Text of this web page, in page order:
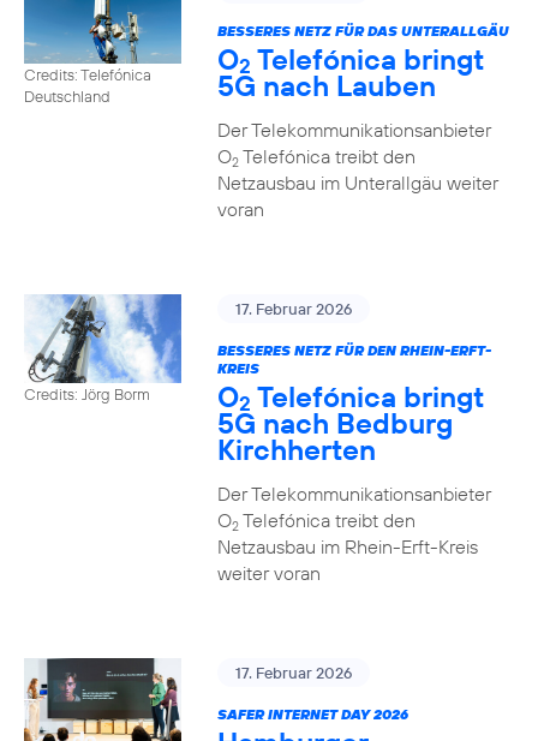
Credits: Telefónica
Deutschland
BESSERES NETZ FÜR DAS UNTERALLGÄU
O2 Telefónica bringt
5G nach Lauben
Der Telekommunikationsanbieter
O2Telefónica treibt den
Netzausbau im Unterallgäu weiter
voran
Credits: Jörg Borm
17. Februar 2026
BESSERES NETZ FÜR DEN RHEIN-ERFT-
KREIS
O2 Telefónica bringt
5G nach Bedburg
Kirchherten
Der Telekommunikationsanbieter
O2Telefónica treibt den
Netzausbau im Rhein-Erft-Kreis
weiter voran
17. Februar 2026
SAFER INTERNET DAY 2026